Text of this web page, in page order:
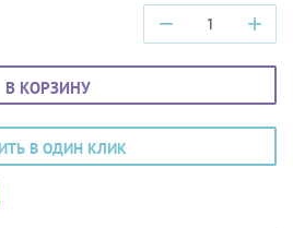
− +
В КОРЗИНУ
В ОДИН КЛИК